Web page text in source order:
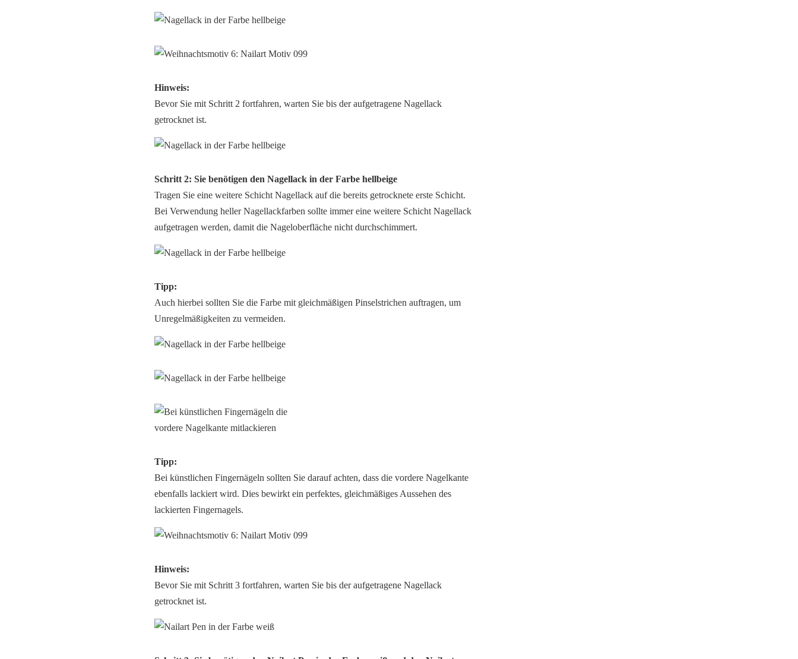
Hinweis:
Bevor Sie mit Schritt 2 fortfahren, warten Sie bis der aufgetragene Nagellack
getrocknet ist.
Schritt 2: Sie benötigen den Nagellack in der Farbe hellbeige
Tragen Sie eine weitere Schicht Nagellack auf die bereits getrocknete erste Schicht.
Bei Verwendung heller Nagellackfarben sollte immer eine weitere Schicht Nagellack
aufgetragen werden, damit die Nageloberfläche nicht durchschimmert.
Tipp:
Auch hierbei sollten Sie die Farbe mit gleichmäßigen Pinselstrichen auftragen, um
Unregelmäßigkeiten zu vermeiden.
Tipp:
Bei künstlichen Fingernägeln sollten Sie darauf achten, dass die vordere Nagelkante
ebenfalls lackiert wird. Dies bewirkt ein perfektes, gleichmäßiges Aussehen des
lackierten Fingernagels.
Hinweis:
Bevor Sie mit Schritt 3 fortfahren, warten Sie bis der aufgetragene Nagellack
getrocknet ist.